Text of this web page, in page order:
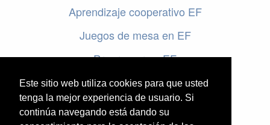
Este sitio web utiliza cookies para que usted
tenga la mejor experiencia de usuario. Si
continúa navegando está dando su
Aprendizaje cooperativo EF
Juegos de mesa en EF
Programar en EF
Cursos online de educación física
Artículos destacados